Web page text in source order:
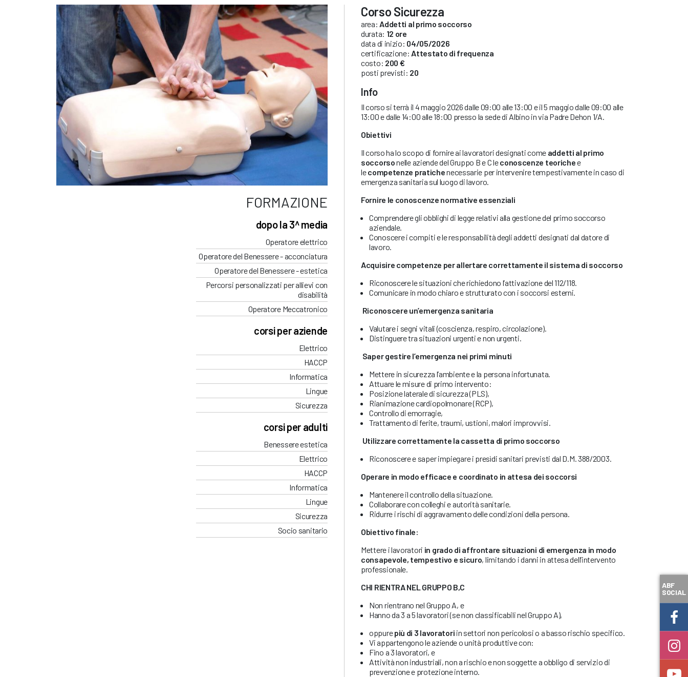
FORMAZIONE
dopo la 3^ media
Operatore elettrico
Operatore del Benessere - acconciatura
Operatore del Benessere - estetica
Percorsi personalizzati per allievi con
disabilità
Operatore Meccatronico
corsi per aziende
Elettrico
HACCP
Informatica
Lingue
Sicurezza
corsi per adulti
Benessere estetica
Elettrico
HACCP
Informatica
Lingue
Sicurezza
Socio sanitario
Corso Sicurezza
area: Addetti al primo soccorso
durata: 12 ore
data di inizio: 04/05/2026
certificazione: Attestato di frequenza
costo: 200 €
posti previsti: 20
Info
Il corso si terrà il 4 maggio 2026 dalle 09:00 alle 13:00 e il 5 maggio dalle 09:00 alle
13:00 e dalle 14:00 alle 18:00 presso la sede di Albino in via Padre Dehon 1/A.
Obiettivi
Il corso ha lo scopo di fornire ai lavoratori designati come addetti al primo
soccorsonelle aziende del Gruppo B e C leconoscenze teorichee
lecompetenze pratichenecessarie per intervenire tempestivamente in caso di
emergenza sanitaria sul luogo di lavoro.
Fornire le conoscenze normative essenziali
Comprendere gli obblighi di legge relativi alla gestione del primo soccorso
aziendale.
Conoscere i compiti e le responsabilità degli addetti designati dal datore di
lavoro.
Acquisire competenze per allertare correttamente il sistema di soccorso
Riconoscere le situazioni che richiedono l’attivazione del 112/118.
Comunicare in modo chiaro e strutturato con i soccorsi esterni.
Riconoscere un’emergenza sanitaria
Valutare i segni vitali (coscienza, respiro, circolazione).
Distinguere tra situazioni urgenti e non urgenti.
Saper gestire l’emergenza nei primi minuti
Mettere in sicurezza l’ambiente e la persona infortunata.
Attuare le misure di primo intervento:
Posizione laterale di sicurezza (PLS),
Rianimazione cardiopolmonare (RCP),
Controllo di emorragie,
Trattamento di ferite, traumi, ustioni, malori improvvisi.
Utilizzare correttamente la cassetta di primo soccorso
Riconoscere e saper impiegare i presìdi sanitari previsti dal D.M. 388/2003.
Operare in modo efficace e coordinato in attesa dei soccorsi
Mantenere il controllo della situazione.
Collaborare con colleghi e autorità sanitarie.
Ridurre i rischi di aggravamento delle condizioni della persona.
Obiettivo finale:
Mettere i lavoratori in grado di affrontare situazioni di emergenza in modo
consapevole, tempestivo e sicuro, limitando i danni in attesa dell’intervento
professionale.
CHI RIENTRA NEL GRUPPO B,C
Non rientrano nel Gruppo A, e
Hanno da 3 a 5 lavoratori (se non classificabili nel Gruppo A),
oppurepiù di 3 lavoratori in settori non pericolosi o a basso rischio specifico.
Vi appartengono le aziende o unità produttive con:
Fino a 3 lavoratori, e
Attività non industriali, non a rischio e non soggette a obbligo di servizio di
prevenzione e protezione interno.
ABF
SOCIAL